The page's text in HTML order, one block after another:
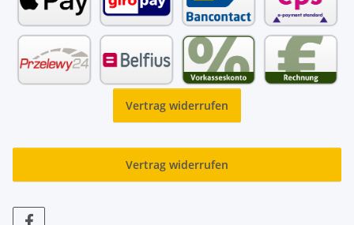
Vertrag widerrufen
Vertrag widerrufen